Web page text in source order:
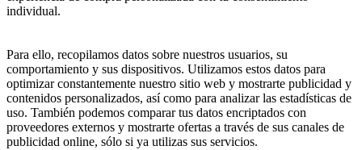
individual.
Para ello, recopilamos datos sobre nuestros usuarios, su
comportamiento y sus dispositivos. Utilizamos estos datos para
optimizar constantemente nuestro sitio web y mostrarte publicidad y
contenidos personalizados, así como para analizar las estadísticas de
uso. También podemos comparar tus datos encriptados con
proveedores externos y mostrarte ofertas a través de sus canales de
publicidad online, sólo si ya utilizas sus servicios.